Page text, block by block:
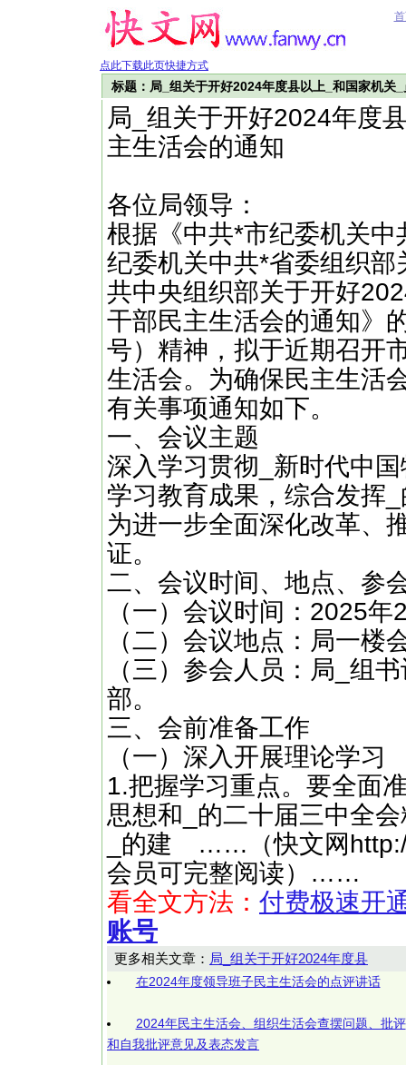
点此下载此页快捷方式
标题：局_组关于开好2024年度县以上_和国家机关
局_组关于开好2024年度
主生活会的通知
各位局领导：
根据《中共*市纪委机关
纪委机关中共*省委组织
共中央组织部关于开好
干部民主生活会的通知》
号）精神，拟于近期召开
生活会。为确保民主生活
有关事项通知如下。
一、会议主题
深入学习贯彻_新时代中
学习教育成果，综合发挥
为进一步全面深化改革、
证。
二、会议时间、地点、参
（一）会议时间：2025
（二）会议地点：局一楼
（三）参会人员：局_组
部。
三、会前准备工作
（一）深入开展理论学习
1.把握学习重点。要全面
思想和_的二十届三中全
_的建 ……（快文网
会员可完整阅读）……
看全文方法： 付费极速开
账号
更多相关文章： 局_组关于开好2024年度县
在2024年度领导班子民主生活会的点评讲话
2024年民主生活会、组织生活会查摆问题、批评
和自我批评意见及表态发言